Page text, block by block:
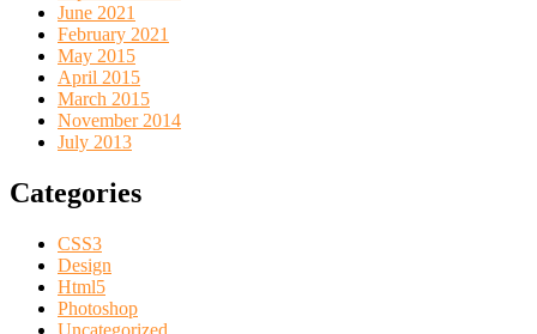
June 2021
February 2021
May 2015
April 2015
March 2015
November 2014
July 2013
Categories
CSS3
Design
Html5
Photoshop
Uncategorized